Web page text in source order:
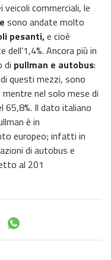
veicoli commerciali, le
sono andate molto
pesanti,e cioè
Ancora più in
di pullman e autobus:
questi mezzi, sono
nel solo mese di
Il dato italiano
è in
europeo; infatti in
di autobus e
al 201